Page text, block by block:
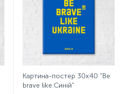
Картина-постер 30х40 "Be
brave like.Синій"